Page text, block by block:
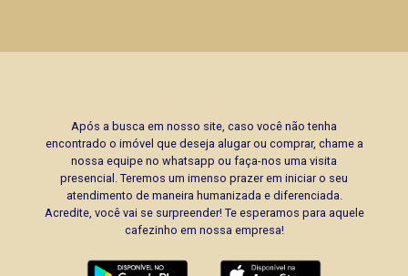
Após a busca em nosso site, caso você não tenha
encontrado o imóvel que deseja alugar ou comprar, chame a
nossa equipe no whatsapp ou faça-nos uma visita
presencial. Teremos um imenso prazer em iniciar o seu
atendimento de maneira humanizada e diferenciada.
Acredite, você vai se surpreender! Te esperamos para aquele
cafezinho em nossa empresa!